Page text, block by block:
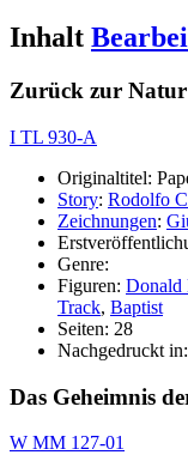
Inhalt
Zurück zur Natur
I TL 930-A
Originaltitel:
Story: Rodolfo
Zeichnungen:
Genre:
Figuren: Donald
Track, Baptist
Seiten: 28
Nachgedruckt in:
Das Geheimnis
W MM 127-01